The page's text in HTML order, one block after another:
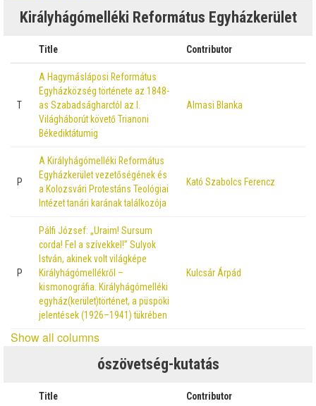
Királyhágómelléki Református Egyházkerület
Title Contributor
T
A Hagymásláposi Református
Egyházközség története az 1848-
as Szabadságharctól az I.
Világháborút követő Trianoni
Békediktátumig
Almasi Blanka
P
A Királyhágómelléki Református
Egyházkerület vezetőségének és
a Kolozsvári Protestáns Teológiai
Intézet tanári karának találkozója
Kató Szabolcs Ferencz
P
Pálfi József: „Uraim! Sursum
corda! Fel a szívekkel!” Sulyok
István, akinek volt világképe
Királyhágómellékről –
kismonográfia. Királyhágómelléki
egyház(kerület)történet, a püspöki
jelentések (1926–1941) tükrében
Kulcsár Árpád
Show all columns
ószövetség-kutatás
Title Contributor